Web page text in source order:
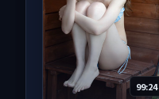
99:24